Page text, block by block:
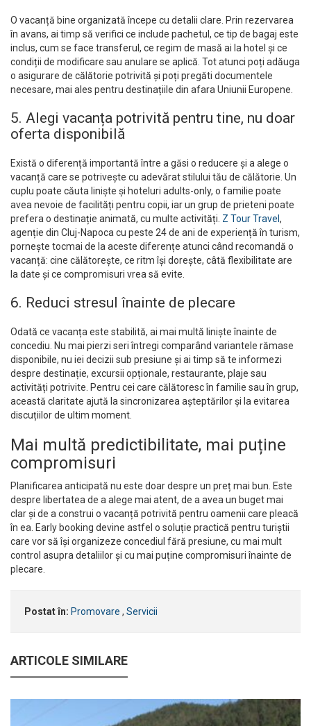
O vacanță bine organizată începe cu detalii clare. Prin rezervarea
în avans, ai timp să verifici ce include pachetul, ce tip de bagaj este
inclus, cum se face transferul, ce regim de masă ai la hotel și ce
condiții de modificare sau anulare se aplică. Tot atunci poți adăuga
o asigurare de călătorie potrivită și poți pregăti documentele
necesare, mai ales pentru destinațiile din afara Uniunii Europene.
5. Alegi vacanța potrivită pentru tine, nu doar
oferta disponibilă
Există o diferență importantă între a găsi o reducere și a alege o
vacanță care se potrivește cu adevărat stilului tău de călătorie. Un
cuplu poate căuta liniște și hoteluri adults-only, o familie poate
avea nevoie de facilități pentru copii, iar un grup de prieteni poate
prefera o destinație animată, cu multe activități. Z Tour Travel ,
agenție din Cluj-Napoca cu peste 24 de ani de experiență în turism,
pornește tocmai de la aceste diferențe atunci când recomandă o
vacanță: cine călătorește, ce ritm își dorește, câtă flexibilitate are
la date și ce compromisuri vrea să evite.
6. Reduci stresul înainte de plecare
Odată ce vacanța este stabilită, ai mai multă liniște înainte de
concediu. Nu mai pierzi seri întregi comparând variantele rămase
disponibile, nu iei decizii sub presiune și ai timp să te informezi
despre destinație, excursii opționale, restaurante, plaje sau
activități potrivite. Pentru cei care călătoresc în familie sau în grup,
această claritate ajută la sincronizarea așteptărilor și la evitarea
discuțiilor de ultim moment.
Mai multă predictibilitate, mai puține
compromisuri
Planificarea anticipată nu este doar despre un preț mai bun. Este
despre libertatea de a alege mai atent, de a avea un buget mai
clar și de a construi o vacanță potrivită pentru oamenii care pleacă
în ea. Early booking devine astfel o soluție practică pentru turiștii
care vor să își organizeze concediul fără presiune, cu mai mult
control asupra detaliilor și cu mai puține compromisuri înainte de
plecare.
Postat în: Promovare , Servicii
ARTICOLE SIMILARE